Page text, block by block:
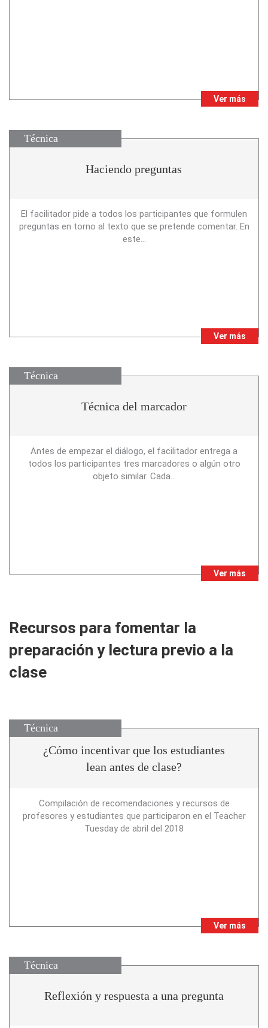
Ver más
Técnica
Haciendo preguntas
El facilitador pide a todos los participantes que formulen
preguntas en torno al texto que se pretende comentar. En
este...
Ver más
Técnica
Técnica del marcador
Antes de empezar el diálogo, el facilitador entrega a
todos los participantes tres marcadores o algún otro
objeto similar. Cada...
Ver más
Recursos para fomentar la
preparación y lectura previo a la
clase
Técnica
¿Cómo incentivar que los estudiantes
lean antes de clase?
Compilación de recomendaciones y recursos de
profesores y estudiantes que participaron en el Teacher
Tuesday de abril del 2018
Ver más
Técnica
Reflexión y respuesta a una pregunta